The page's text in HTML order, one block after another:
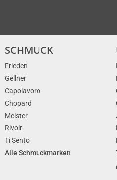
SCHMUCK
Frieden
Gellner
Capolavoro
Chopard
Meister
Rivoir
Ti Sento
Alle Schmuckmarken